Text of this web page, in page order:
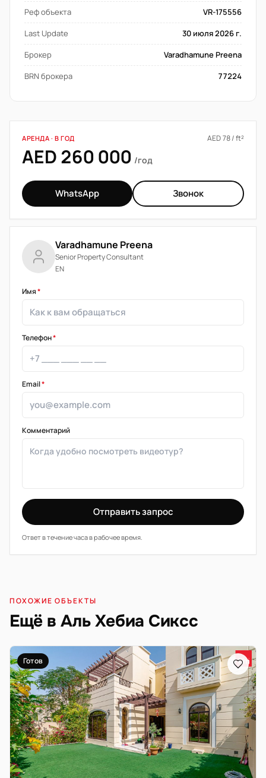
Реф объекта
VR-175556
Last Update
30 июля 2026 г.
Брокер
Varadhamune Preena
BRN брокера
77224
АРЕНДА · В ГОД AED 78 / ft²
AED 260 000 /год
WhatsApp Звонок
Varadhamune Preena
Senior Property Consultant
EN
Имя*
Телефон*
Email*
Комментарий
Отправить запрос
Ответ в течение часа в рабочее время.
ПОХОЖИЕ ОБЪЕКТЫ
Ещё в Аль Хебиа Сиксс
Готов